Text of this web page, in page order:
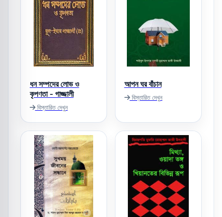
ধন সম্পদের লোভ ও
কৃপণতা - গাজ্জালী
বিস্তারিত দেখুন
আপন ঘর বাঁচান
বিস্তারিত দেখুন